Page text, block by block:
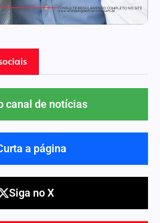
canal de notícias
a página
Siga no X